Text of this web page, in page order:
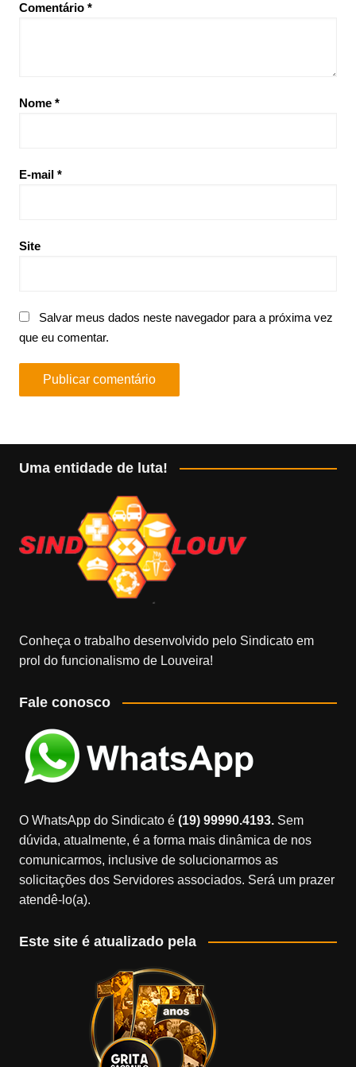
Comentário *
Nome *
E-mail *
Site
Salvar meus dados neste navegador para a próxima vez
que eu comentar.
Uma entidade de luta!
Conheça o trabalho desenvolvido pelo Sindicato em
prol do funcionalismo de Louveira!
Fale conosco
O WhatsApp do Sindicato é(19) 99990.4193.Sem
dúvida, atualmente, é a forma mais dinâmica de nos
comunicarmos, inclusive de solucionarmos as
solicitações dos Servidores associados. Será um prazer
atendê-lo(a).
Este site é atualizado pela